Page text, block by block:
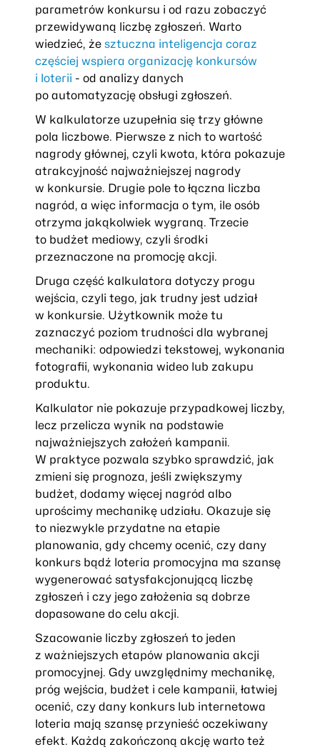
parametrów konkursu i od razu zobaczyć
przewidywaną liczbę zgłoszeń. Warto
wiedzieć, że sztuczna inteligencja coraz
częściej wspiera organizację konkursów
i loterii - od analizy danych
po automatyzację obsługi zgłoszeń.
W kalkulatorze uzupełnia się trzy główne
pola liczbowe. Pierwsze z nich to wartość
nagrody głównej, czyli kwota, która pokazuje
atrakcyjność najważniejszej nagrody
w konkursie. Drugie pole to łączna liczba
nagród, a więc informacja o tym, ile osób
otrzyma jakąkolwiek wygraną. Trzecie
to budżet mediowy, czyli środki
przeznaczone na promocję akcji.
Druga część kalkulatora dotyczy progu
wejścia, czyli tego, jak trudny jest udział
w konkursie. Użytkownik może tu
zaznaczyć poziom trudności dla wybranej
mechaniki: odpowiedzi tekstowej, wykonania
fotografii, wykonania wideo lub zakupu
produktu.
Kalkulator nie pokazuje przypadkowej liczby,
lecz przelicza wynik na podstawie
najważniejszych założeń kampanii.
W praktyce pozwala szybko sprawdzić, jak
zmieni się prognoza, jeśli zwiększymy
budżet, dodamy więcej nagród albo
uprościmy mechanikę udziału. Okazuje się
to niezwykle przydatne na etapie
planowania, gdy chcemy ocenić, czy dany
konkurs bądź loteria promocyjna ma szansę
wygenerować satysfakcjonującą liczbę
zgłoszeń i czy jego założenia są dobrze
dopasowane do celu akcji.
Szacowanie liczby zgłoszeń to jeden
z ważniejszych etapów planowania akcji
promocyjnej. Gdy uwzględnimy mechanikę,
próg wejścia, budżet i cele kampanii, łatwiej
ocenić, czy dany konkurs lub internetowa
loteria mają szansę przynieść oczekiwany
efekt. Każdą zakończoną akcję warto też